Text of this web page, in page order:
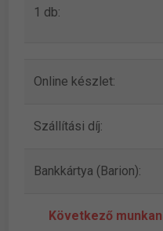
1 db:
Online készlet:
Szállítási díj:
Bankkártya (Barion):
Következő